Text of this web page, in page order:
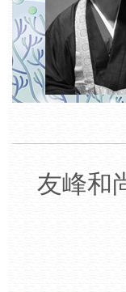
友峰和